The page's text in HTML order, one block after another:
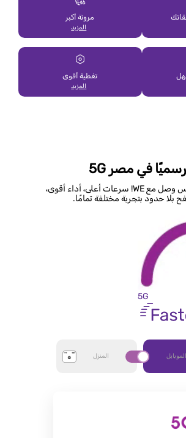
مرونة أكبر
المزيد
تغطية أقوى
المزيد
5G
رسميًا في مصر 5G
الجيل الخامس وصل مع WE! سرعات أعلى، أداء أقوى،
بلا حدود بتجربة مختلفة تمامًا.
الموبايل المنزل